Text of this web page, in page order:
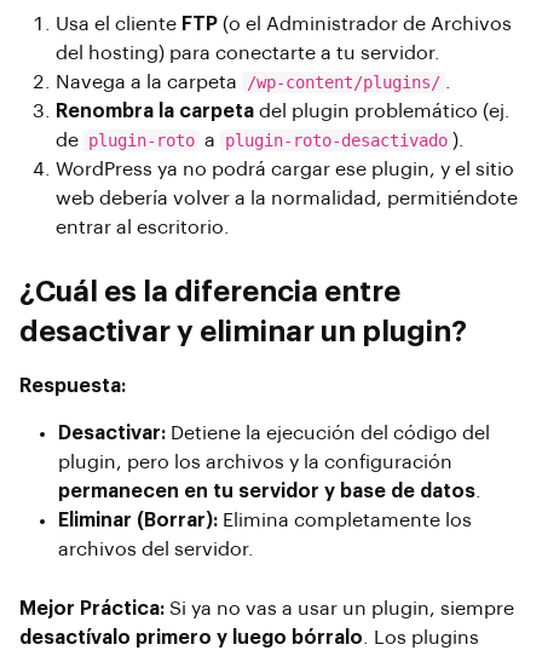
Usa el cliente FTP (o el Administrador de Archivos
del hosting) para conectarte a tu servidor.
Navega a la carpeta
/wp-content/plugins/
Renombra la carpeta del plugin problemático (ej.
de plugin-roto a plugin-roto-desactivado ).
WordPress ya no podrá cargar ese plugin, y el sitio
web debería volver a la normalidad, permitiéndote
entrar al escritorio.
¿Cuál es la diferencia entre
desactivar y eliminar un plugin?
Respuesta:
Desactivar: Detiene la ejecución del código del
plugin, pero los archivos y la configuración
permanecen en tu servidor y base de datos
Eliminar (Borrar): Elimina completamente los
archivos del servidor.
Mejor Práctica: Si ya no vas a usar un plugin, siempre
desactívalo primero y luego bórralo . Los plugins